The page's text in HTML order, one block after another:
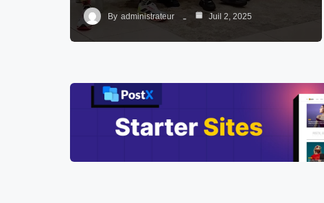
By administrateur Juil 2, 2025